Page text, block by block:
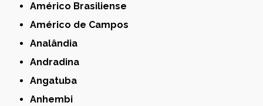
Américo Brasiliense
Américo de Campos
Analândia
Andradina
Angatuba
Anhembi